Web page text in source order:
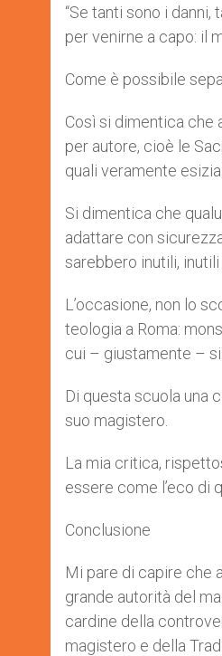
“Se tanti sono i
per venirne a capo: il
Come è possibile
Così si dimentica che
per autore, cioè le
quali veramente
Si dimentica che
adattare con
sarebbero inutili,
L’occasione, non lo
teologia a Roma:
cui – giustamente –
Di questa scuola una
suo magistero.
La mia critica,
essere come l’eco di
Conclusione
Mi pare di capire che
grande autorità del
cardine della
magistero e della